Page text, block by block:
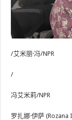
/艾米丽·冯/NPR
/
冯艾米莉/NPR
罗扎娜·伊萨